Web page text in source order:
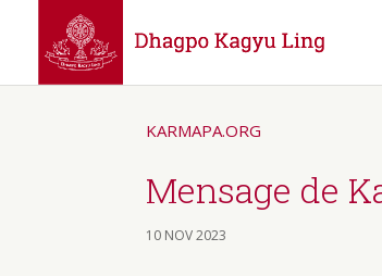
KARMAPA.ORG
Mensage de
10 NOV 2023